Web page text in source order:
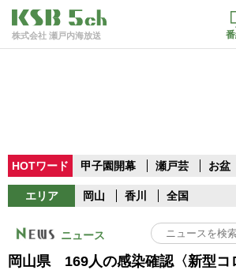
株式会社 瀬戸内海放送
HOTワード 甲子園開幕 瀬戸芸 お盆
エリア 岡山 香川 全国
ニュース
岡山県 169人の感染確認〈新型コ